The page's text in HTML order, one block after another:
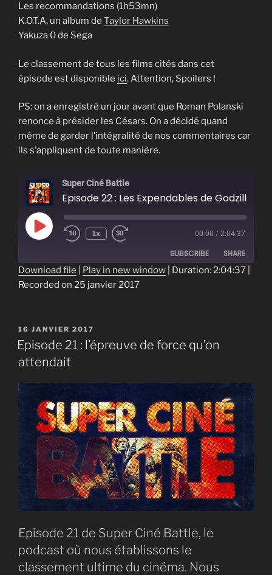
Les recommandations (1h53mn)
K.O.T.A, un album de Taylor Hawkins
Yakuza 0 de Sega
Le classement de tous les films cités dans cet
épisode est disponible ici. Attention, Spoilers !
PS: on a enregistré un jour avant que Roman Polanski
renonce à présider les Césars. On a décidé quand
même de garder l’intégralité de nos commentaires car
ils s’appliquent de toute manière.
Super Ciné Battle
Episode 22 : Les Expendables de Godzilla
Play
Episode
1x 00:00 / 2:04:37
SUBSCRIBE SHARE
SHARE
EMBED
Download file Play in new window Duration: 2:04:37
Recorded on 25 janvier 2017
PUBLIÉ
LE
16 JANVIER 2017
Episode 21 : l’épreuve de force qu’on
attendait
Episode 21 de Super Ciné Battle, le
podcast où nous établissons le
classement ultime du cinéma. Nous